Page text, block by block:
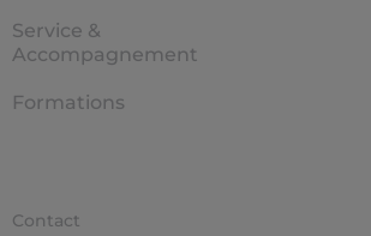
Service &
Accompagnement
Formations
Contact